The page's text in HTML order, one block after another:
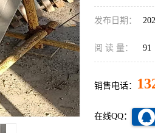
发布日期：
阅 读 量： 91
销售电话：
在线QQ：